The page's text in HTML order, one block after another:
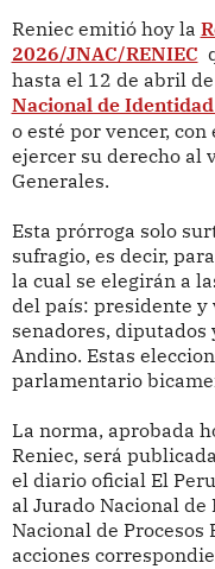
Reniec emitió hoy la
2026/JNAC/RENIEC
hasta el 12 de abril
Nacional de
o esté por vencer,
ejercer su derecho al
Generales.
Esta prórroga solo
sufragio, es decir,
la cual se elegirán a
del país: presidente y
senadores,
Andino. Estas
parlamentario
La norma, aprobada
Reniec, será
el diario oficial El
al Jurado Nacional de
Nacional de Procesos
acciones